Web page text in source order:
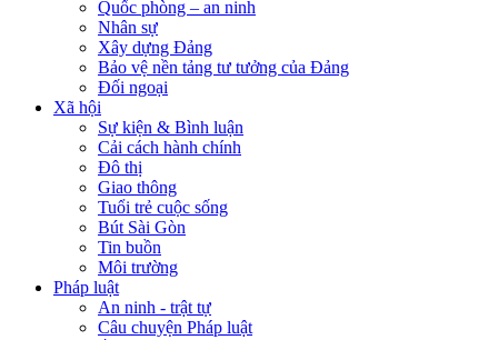
Quốc phòng – an ninh
Nhân sự
Xây dựng Đảng
Bảo vệ nền tảng tư tưởng của Đảng
Đối ngoại
Xã hội
Sự kiện & Bình luận
Cải cách hành chính
Đô thị
Giao thông
Tuổi trẻ cuộc sống
Bút Sài Gòn
Tin buồn
Môi trường
Pháp luật
An ninh - trật tự
Câu chuyện Pháp luật